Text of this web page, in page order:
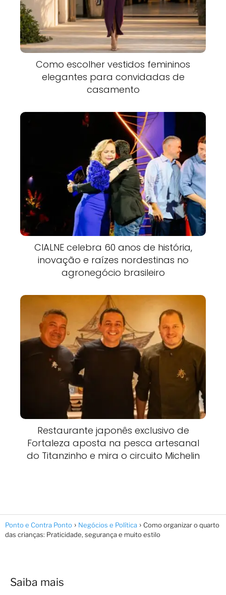
Como escolher vestidos femininos
elegantes para convidadas de
casamento
CIALNE celebra 60 anos de história,
inovação e raízes nordestinas no
agronegócio brasileiro
Restaurante japonês exclusivo de
Fortaleza aposta na pesca artesanal
do Titanzinho e mira o circuito Michelin
Ponto e Contra Ponto Negócios e Política
Como organizar o quarto
das crianças: Praticidade, segurança e muito estilo
Saiba mais